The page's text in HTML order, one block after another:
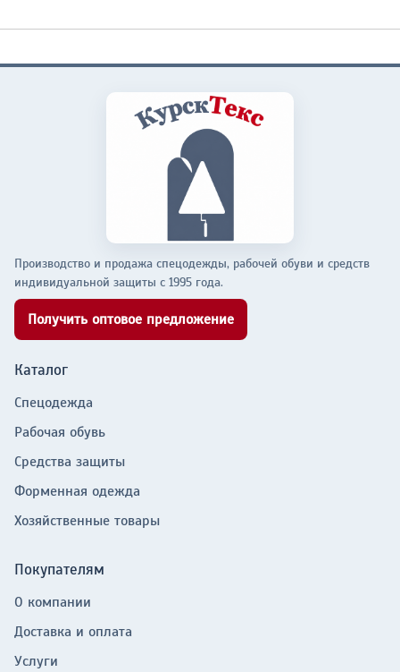
Производство и продажа спецодежды, рабочей обуви и средств
индивидуальной защиты с 1995 года.
Получить оптовое предложение
Каталог
Спецодежда
Рабочая обувь
Средства защиты
Форменная одежда
Хозяйственные товары
Покупателям
О компании
Доставка и оплата
Услуги